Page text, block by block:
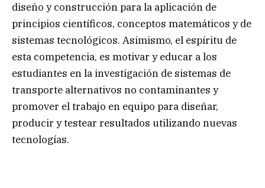
diseño y construcción para la aplicación de
principios científicos, conceptos matemáticos y de
sistemas tecnológicos. Asimismo, el espíritu de
esta competencia, es motivar y educar a los
estudiantes en la investigación de sistemas de
transporte alternativos no contaminantes y
promover el trabajo en equipo para diseñar,
producir y testear resultados utilizando nuevas
tecnologías.